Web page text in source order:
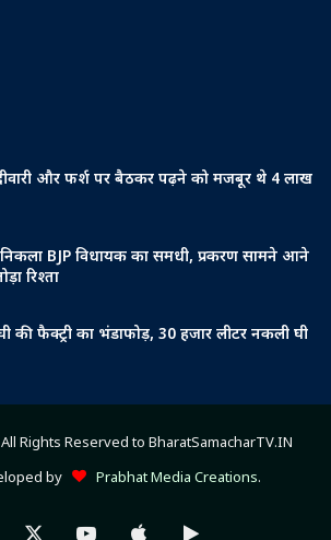
और फर्श पर बैठकर पढ़ने को मजबूर थे 4 लाख
निकला BJP विधायक का समधी, प्रकरण सामने आने
रिश्ता
की फैक्ट्री का भंडाफोड़, 30 हजार लीटर नकली घी
Rights Reserved to BharatSamacharTV.IN
by
Prabhat Media Creations.
YouTubeAppleGoogle